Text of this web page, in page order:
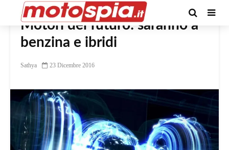
Motori del futuro: saranno a
benzina e ibridi
Sathya 23 Dicembre 2016